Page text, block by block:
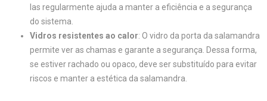
las regularmente ajuda a manter a eficiência e a segurança
do sistema.
Vidros resistentes ao calor: O vidro da porta da salamandra
permite ver as chamas e garante a segurança. Dessa forma,
se estiver rachado ou opaco, deve ser substituído para evitar
riscos e manter a estética da salamandra.